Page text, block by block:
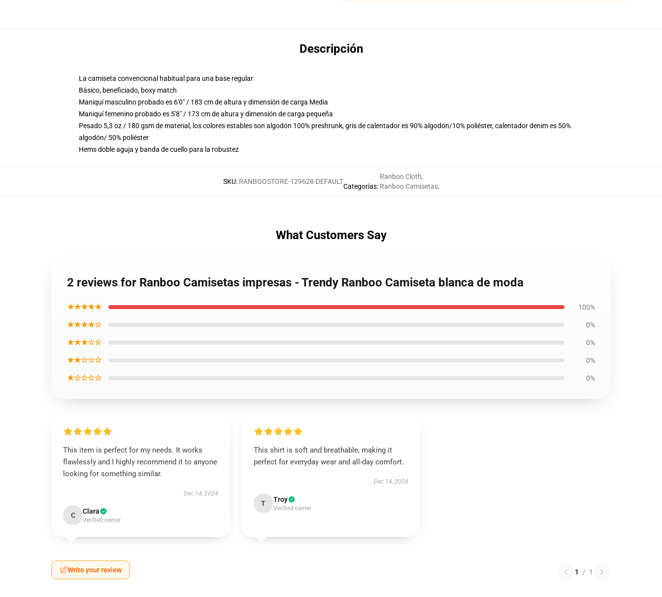
Descripción
La camiseta convencional habitual para una base regular
Básico, beneficiado, boxy match
Maniquí masculino probado es 6'0" / 183 cm de altura y dimensión de carga Media
Maniquí femenino probado es 5'8" / 173 cm de altura y dimensión de carga pequeña
Pesado 5,3 oz / 180 gsm de material, los colores estables son algodón 100% preshrunk, gris de calentador es 90% algodón/10% poliéster, calentador denim es 50%
algodón/ 50% poliéster
Hems doble aguja y banda de cuello para la robustez
SKU: RANBOOSTORE-129628-DEFAULT
Categorías:
Ranboo Cloth,
Ranboo Camisetas,
What Customers Say
2 reviews for Ranboo Camisetas impresas - Trendy Ranboo Camiseta blanca de moda
★★★★★ 100%
★★★★☆ 0%
★★★☆☆ 0%
★★☆☆☆ 0%
★☆☆☆☆ 0%
This item is perfect for my needs. It works
flawlessly and I highly recommend it to anyone
looking for something similar.
Dec 14, 2024
C Clara
Verified owner
This shirt is soft and breathable, making it
perfect for everyday wear and all-day comfort.
Dec 14, 2024
T Troy
Verified owner
Write your review 1 / 1